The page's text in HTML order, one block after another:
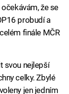
že se
probudí a
finále MČR
svou nejlepší
celky. Zbylé
jen jedním